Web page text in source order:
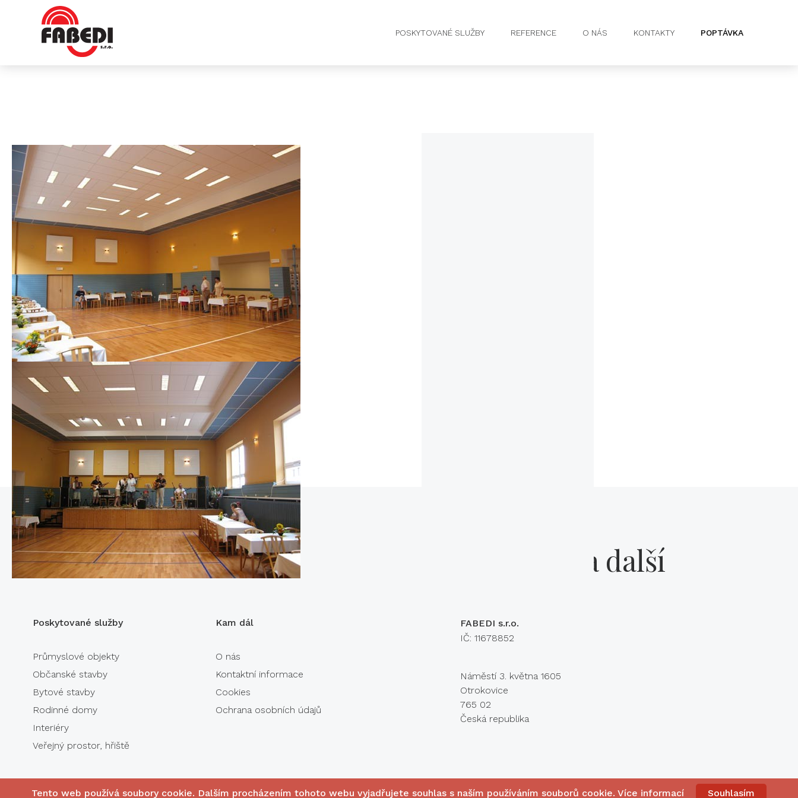
POSKYTOVANÉ SLUŽBY REFERENCE O NÁS KONTAKTY POPTÁVKA
Kontakty a další
Poskytované služby
Průmyslové objekty
Občanské stavby
Bytové stavby
Rodinné domy
Interiéry
Veřejný prostor, hřiště
Kam dál
O nás
Kontaktní informace
Cookies
Ochrana osobních údajů
FABEDI s.r.o.
IČ: 11678852
Náměstí 3. května 1605
Otrokovice
765 02
Česká republika
Tento web používá soubory cookie. Dalším procházením tohoto webu vyjadřujete souhlas s naším používáním souborů cookie. Více informací Souhlasím